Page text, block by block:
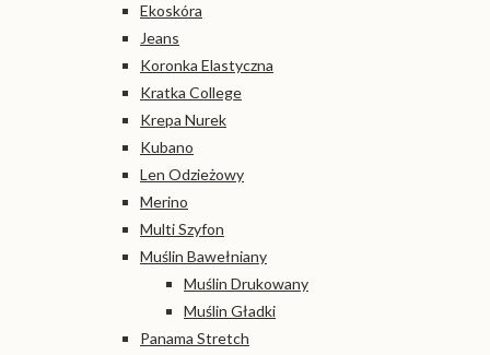
Ekoskóra
Jeans
Koronka Elastyczna
Kratka College
Krepa Nurek
Kubano
Len Odzieżowy
Merino
Multi Szyfon
Muślin Bawełniany
Muślin Drukowany
Muślin Gładki
Panama Stretch